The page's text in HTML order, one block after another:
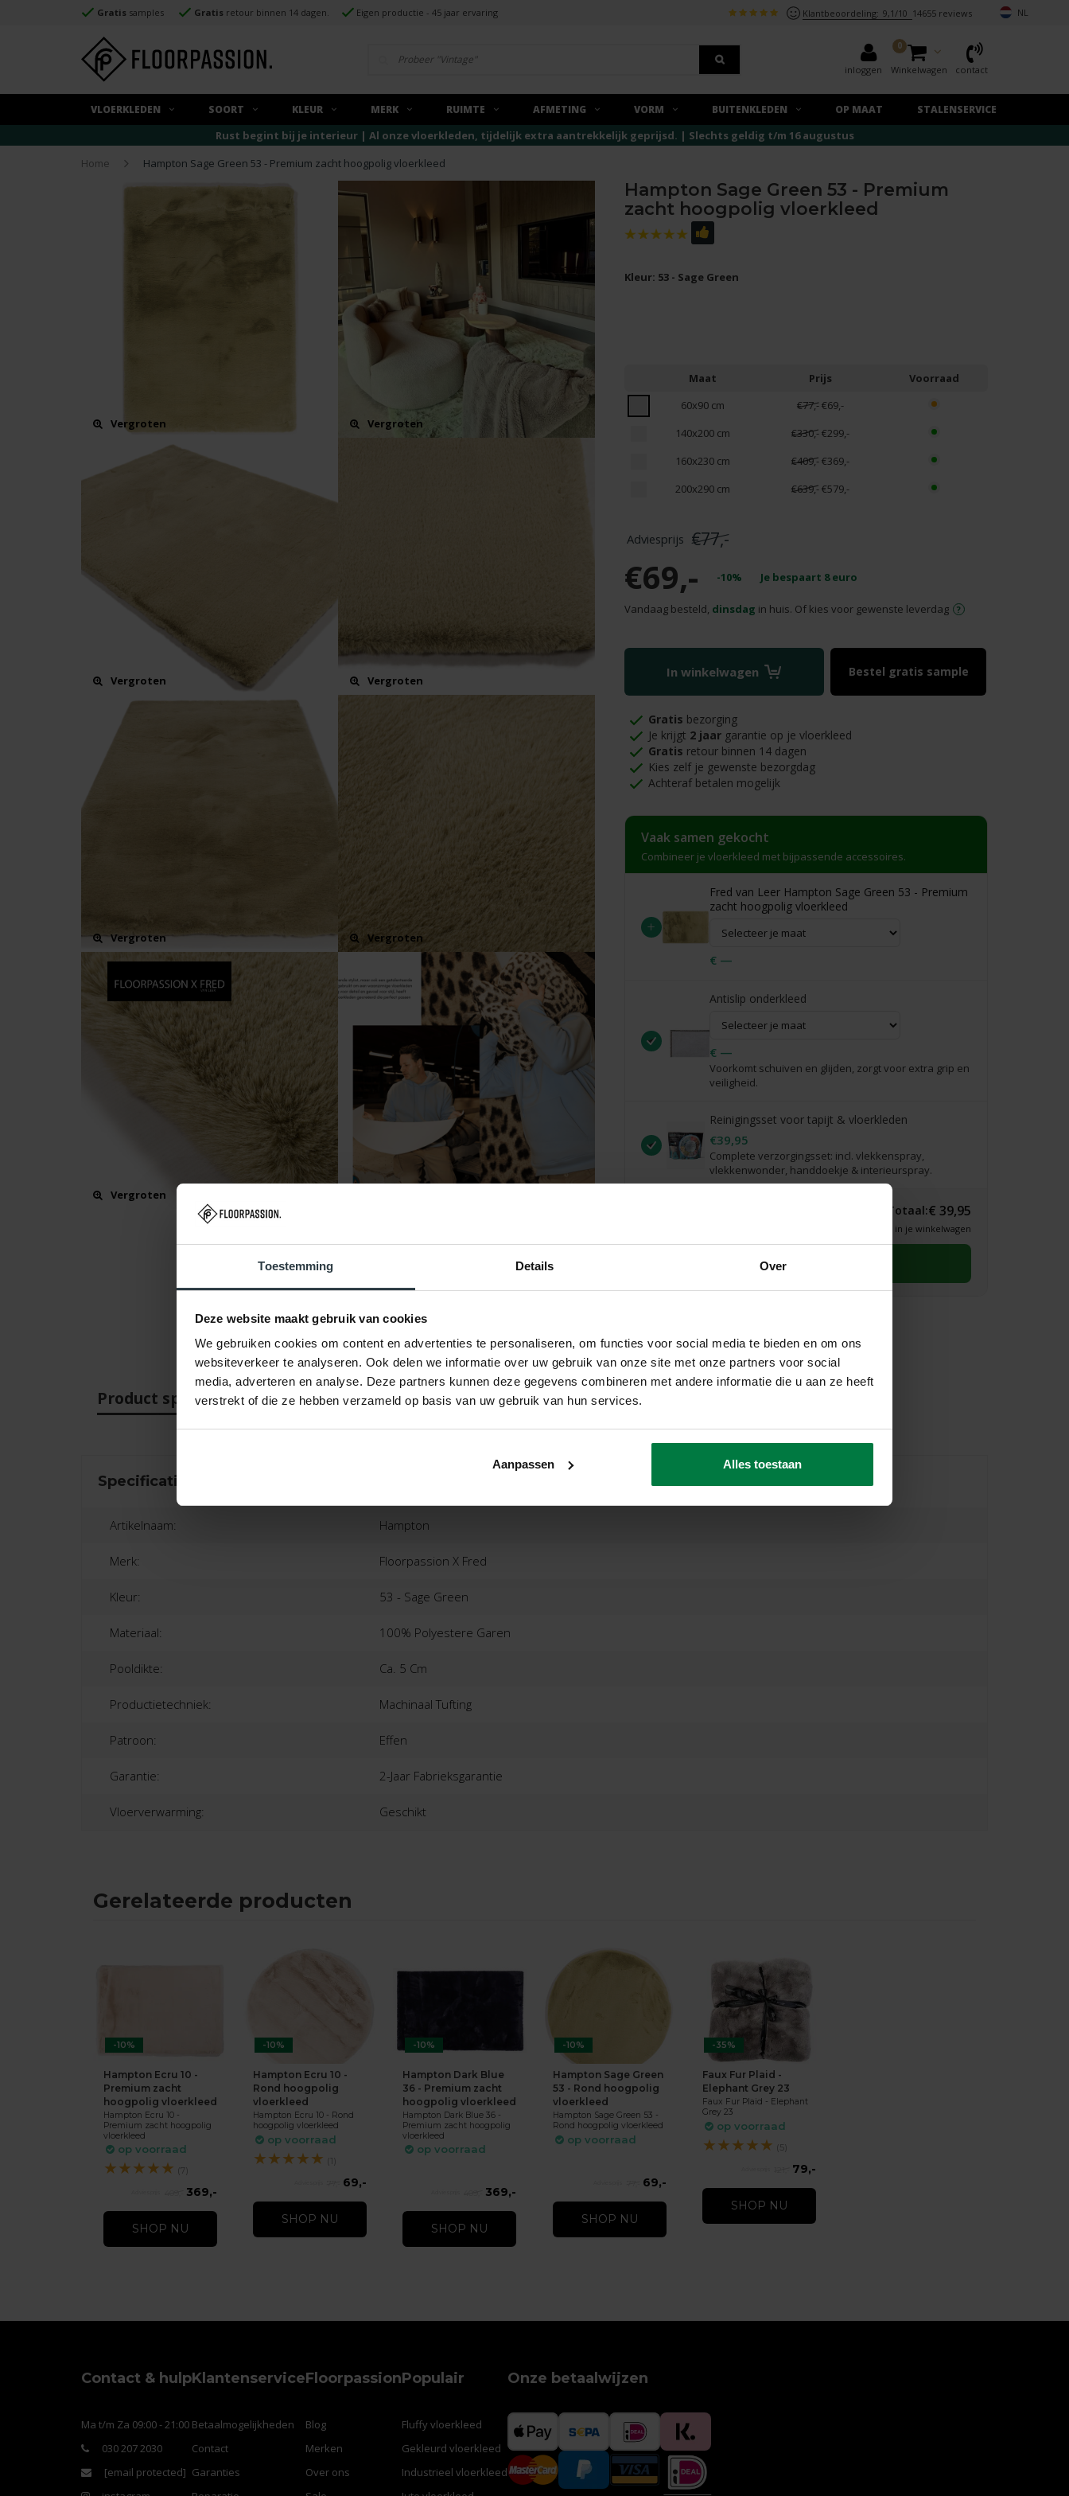
Toestemming Details Over
Deze website maakt gebruik van cookies
We gebruiken cookies om content en advertenties te personaliseren, om functies voor social media te bieden en om ons
websiteverkeer te analyseren. Ook delen we informatie over uw gebruik van onze site met onze partners voor social
media, adverteren en analyse. Deze partners kunnen deze gegevens combineren met andere informatie die u aan ze heeft
verstrekt of die ze hebben verzameld op basis van uw gebruik van hun services.
Aanpassen Alles toestaan
Gratis samples Gratis retour binnen 14 dagen. Eigen productie - 45 jaar ervaring Klantbeoordeling: 9,1/10 14655 reviews NL
inloggen
0
Winkelwagen contact
VLOERKLEDEN SOORT KLEUR MERK RUIMTE AFMETING VORM BUITENKLEDEN OP MAAT STALENSERVICE
Rust begint bij je interieur | Al onze vloerkleden, tijdelijk extra aantrekkelijk geprijsd. | Slechts geldig t/m 16 augustus
Home
Hampton Sage Green 53 - Premium zacht hoogpolig vloerkleed
Vergroten Vergroten
Vergroten Vergroten
Vergroten Vergroten
Vergroten
Hampton Sage Green 53 - Premium
zacht hoogpolig vloerkleed
Kleur: 53 - Sage Green
Maat Prijs
Voorraad
60x90 cm
€77,-€69,-
140x200 cm
€330,-€299,-
160x230 cm
€409,-€369,-
200x290 cm
€639,-€579,-
€77,-
€69,- -10% Je bespaart 8euro
Vandaag besteld, dinsdag in huis. Of kies voor gewenste leverdag
In winkelwagen Bestel gratis sample
Gratis bezorging
Je krijgt 2 jaargarantie op je vloerkleed
Gratis retour binnen 14 dagen
Kies zelf je gewenste bezorgdag
Achteraf betalen mogelijk
Vaak samen gekocht
Combineer je vloerkleed met bijpassende accessoires.
+
Fred van Leer Hampton Sage Green 53 - Premium
zacht hoogpolig vloerkleed
€ —
Antislip onderkleed
€ —
Voorkomt schuiven en glijden, zorgt voor extra grip en
veiligheid.
Reinigingsset voor tapijt & vloerkleden
€39,95
Complete verzorgingsset: incl. vlekkenspray,
vlekkenwonder, handdoekje & interieurspray.
Totaal:€ 39,95
* Definitieve prijs zie je in je winkelwagen
Selecteer eerst een maat
Product specificaties Beoordelingen Product
Specificaties
Artikelnaam: Hampton
Merk: Floorpassion X Fred
Kleur: 53 - Sage Green
Materiaal: 100% Polyestere Garen
Pooldikte: Ca. 5 Cm
Productietechniek: Machinaal Tufting
Patroon: Effen
Garantie: 2-Jaar Fabrieksgarantie
Vloerverwarming: Geschikt
Gerelateerde producten
-10%
Hampton Ecru 10 -
Premium zacht
hoogpolig vloerkleed
Hampton Ecru 10 -
Premium zacht hoogpolig
vloerkleed
op voorraad
★★★★★ (7)
369,-
SHOP NU
-10%
Hampton Ecru 10 -
Rond hoogpolig
vloerkleed
Hampton Ecru 10 - Rond
hoogpolig vloerkleed
op voorraad
★★★★★ (1)
69,-
SHOP NU
-10%
Hampton Dark Blue
36 - Premium zacht
hoogpolig vloerkleed
Hampton Dark Blue 36 -
Premium zacht hoogpolig
vloerkleed
op voorraad
369,-
SHOP NU
-10%
Hampton Sage Green
53 - Rond hoogpolig
vloerkleed
Hampton Sage Green 53 -
Rond hoogpolig vloerkleed
op voorraad
69,-
SHOP NU
-35%
Faux Fur Plaid -
Elephant Grey 23
Faux Fur Plaid - Elephant
Grey 23
op voorraad
★★★★★ (5)
79,-
SHOP NU
Contact & hulp
Ma t/m Za 09:00 - 21:00
030 207 2030
[email protected]
Klantenservice
Betaalmogelijkheden
Contact
Garanties
Floorpassion
Blog
Merken
Over ons
Populair
Fluffy vloerkleed
Gekleurd vloerkleed
Industrieel vloerkleed
Onze betaalwijzen